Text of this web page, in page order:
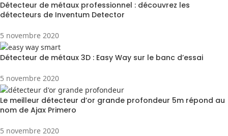
Détecteur de métaux professionnel : découvrez les
détecteurs de Inventum Detector
5 novembre 2020
Détecteur de métaux 3D : Easy Way sur le banc d’essai
5 novembre 2020
Le meilleur détecteur d’or grande profondeur 5m répond au
nom de Ajax Primero
5 novembre 2020